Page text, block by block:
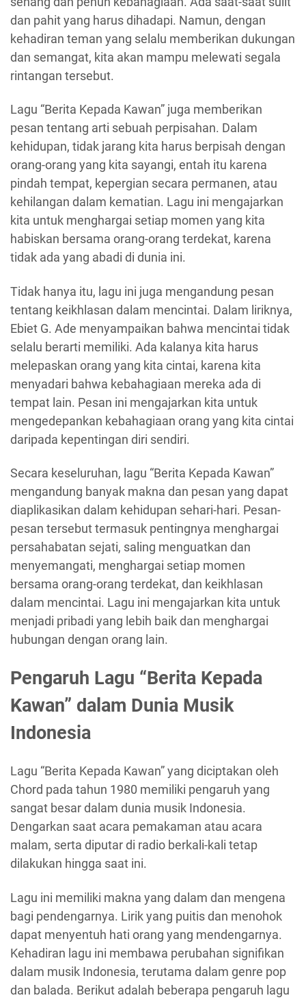
dan pahit yang harus dihadapi. Namun, dengan
kehadiran teman yang selalu memberikan dukungan
dan semangat, kita akan mampu melewati segala
rintangan tersebut.
Lagu “Berita Kepada Kawan” juga memberikan
pesan tentang arti sebuah perpisahan. Dalam
kehidupan, tidak jarang kita harus berpisah dengan
orang-orang yang kita sayangi, entah itu karena
pindah tempat, kepergian secara permanen, atau
kehilangan dalam kematian. Lagu ini mengajarkan
kita untuk menghargai setiap momen yang kita
habiskan bersama orang-orang terdekat, karena
tidak ada yang abadi di dunia ini.
Tidak hanya itu, lagu ini juga mengandung pesan
tentang keikhlasan dalam mencintai. Dalam liriknya,
Ebiet G. Ade menyampaikan bahwa mencintai tidak
selalu berarti memiliki. Ada kalanya kita harus
melepaskan orang yang kita cintai, karena kita
menyadari bahwa kebahagiaan mereka ada di
tempat lain. Pesan ini mengajarkan kita untuk
mengedepankan kebahagiaan orang yang kita cintai
daripada kepentingan diri sendiri.
Secara keseluruhan, lagu “Berita Kepada Kawan”
mengandung banyak makna dan pesan yang dapat
diaplikasikan dalam kehidupan sehari-hari. Pesan-
pesan tersebut termasuk pentingnya menghargai
persahabatan sejati, saling menguatkan dan
menyemangati, menghargai setiap momen
bersama orang-orang terdekat, dan keikhlasan
dalam mencintai. Lagu ini mengajarkan kita untuk
menjadi pribadi yang lebih baik dan menghargai
hubungan dengan orang lain.
Pengaruh Lagu “Berita Kepada
Kawan” dalam Dunia Musik
Indonesia
Lagu “Berita Kepada Kawan” yang diciptakan oleh
Chord pada tahun 1980 memiliki pengaruh yang
sangat besar dalam dunia musik Indonesia.
Dengarkan saat acara pemakaman atau acara
malam, serta diputar di radio berkali-kali tetap
dilakukan hingga saat ini.
Lagu ini memiliki makna yang dalam dan mengena
bagi pendengarnya. Lirik yang puitis dan menohok
dapat menyentuh hati orang yang mendengarnya.
Kehadiran lagu ini membawa perubahan signifikan
dalam musik Indonesia, terutama dalam genre pop
dan balada. Berikut adalah beberapa pengaruh lagu